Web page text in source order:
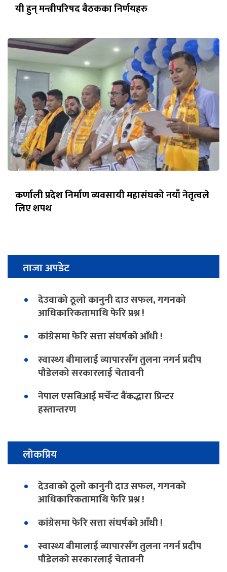
यी हुन् मन्त्रीपरिषद बैठकका निर्णयहरु
कर्णाली प्रदेश निर्माण व्यवसायी महासंघको नयाँ नेतृत्वले
लिए शपथ
ताजा अपडेट
देउवाको ठूलो कानुनी दाउ सफल, गगनको
आधिकारिकतामाथि फेरि प्रश्न !
कांग्रेसमा फेरि सत्ता संघर्षको आँधी !
स्वास्थ्य बीमालाई व्यापारसँग तुलना नगर्न प्रदीप
पौडेलको सरकारलाई चेतावनी
नेपाल एसबिआई मर्चेन्ट बैंकद्धारा प्रिन्टर
हस्तान्तरण
लोकप्रिय
देउवाको ठूलो कानुनी दाउ सफल, गगनको
आधिकारिकतामाथि फेरि प्रश्न !
कांग्रेसमा फेरि सत्ता संघर्षको आँधी !
स्वास्थ्य बीमालाई व्यापारसँग तुलना नगर्न प्रदीप
पौडेलको सरकारलाई चेतावनी